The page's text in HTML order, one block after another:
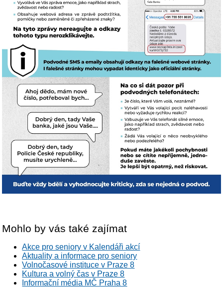
Mohlo by vás také zajímat
Akce pro seniory v Kalendáři akcí
Aktuality a informace pro seniory
Volnočasové instituce v Praze 8
Kultura a volný čas v Praze 8
Informační média MČ Praha 8